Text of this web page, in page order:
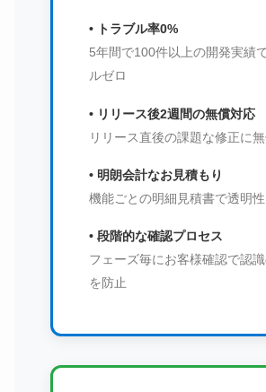
• トラブル率0%
5年間で100件以上の開発実績
ルゼロ
• リリース後2週間の無償対応
リリース直後の課題な修正に
• 明朗会計なお見積もり
機能ごとの明細見積書で透明
• 段階的な確認プロセス
フェーズ毎にお客様確認で認
を防止